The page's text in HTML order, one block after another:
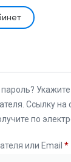
Ссылку на
по
или Email *